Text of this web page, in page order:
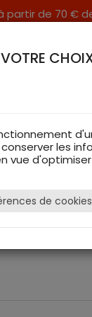
partir de 70 €
VOTRE
les
vue
de cookies